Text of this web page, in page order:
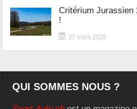
Critérium Jurassien
!
27 mars 2026
QUI SOMMES NOUS ?